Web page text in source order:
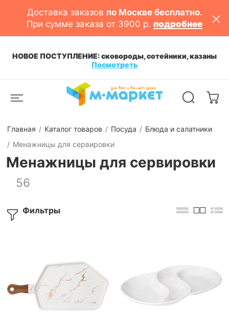
Доставка заказов по Москве бесплатно.
При сумме заказа от 3900 р. подробнее
НОВОЕ ПОСТУПЛЕНИЕ: сковороды, сотейники, казаны
Посмотреть
Главная Каталог товаров Посуда
Блюда и салатники
Менажницы для сервировки
Менажницы для сервировки
56
Фильтры